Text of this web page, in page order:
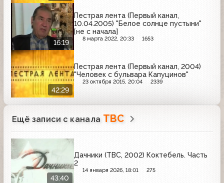
16:19
Пестрая лента (Первый канал,
10.04.2005) "Белое солнце пустыни"
[не с начала]
8 марта 2022, 20:33 1653
42:29
Пестрая лента (Первый канал, 2004)
"Человек с бульвара Капуцинов"
23 октября 2015, 20:04 2339
Ещё записи с канала ТВС
43:40
Дачники (ТВС, 2002) Коктебель. Часть
2
14 января 2026, 18:01 275